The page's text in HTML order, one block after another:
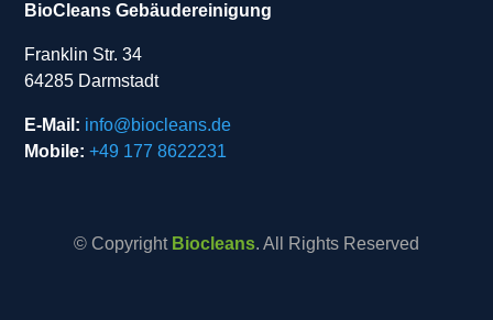
BioCleans Gebäudereinigung
Franklin Str. 34
64285 Darmstadt
E-Mail: info@biocleans.de
Mobile: +49 177 8622231
© Copyright Biocleans. All Rights Reserved